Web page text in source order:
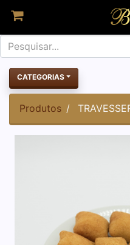
CATEGORIAS
Produtos